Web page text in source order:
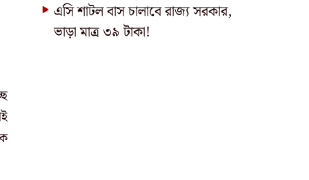
এসি শাটল বাস চালাবে রাজ্য সরকার,
ভাড়া মাত্র ৩৯ টাকা!